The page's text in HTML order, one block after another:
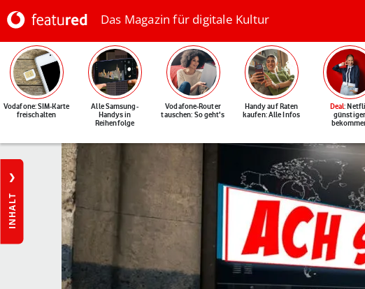
Das Magazin für digitale Kultur
Vodafone: SIM-Karte
freischalten
Alle Samsung-
Handys in
Reihenfolge
Vodafone-Router
tauschen: So geht's
Handy auf Raten
kaufen: Alle Infos
Deal:
günstiger
INHALT